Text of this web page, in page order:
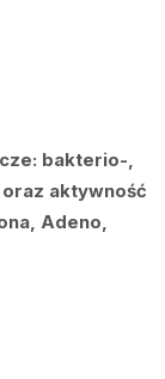
bakterio-,
aktywność
Adeno,